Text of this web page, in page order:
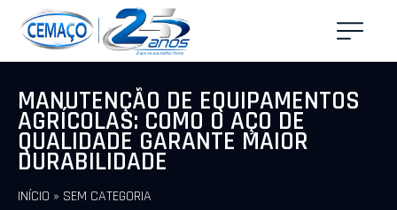
MANUTENÇÃO DE EQUIPAMENTOS
AGRÍCOLAS: COMO O AÇO DE
QUALIDADE GARANTE MAIOR
DURABILIDADE
INÍCIO » SEM CATEGORIA